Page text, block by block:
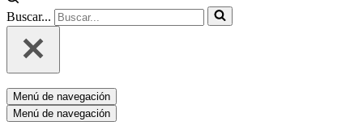
Buscar...
Menú de navegación
Menú de navegación